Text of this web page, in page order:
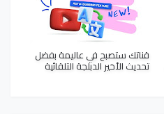
قناتك ستصبح في عاليمة بفضل
تحديث الأخير الدبلجة التلقائية